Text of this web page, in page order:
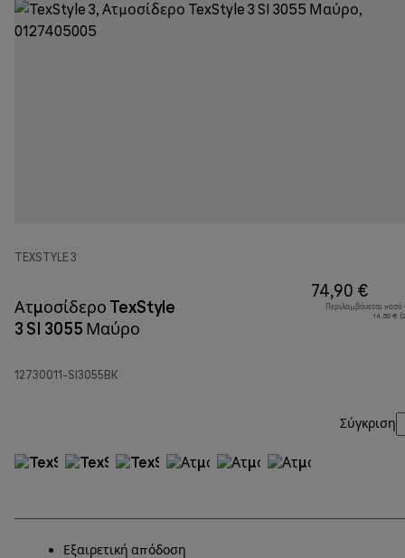
TEXSTYLE 3
Ατμοσίδερο TexStyle
3 SI 3055 Μαύρο
12730011-SI3055BK
74,90 €
Περιλαμβάνεται
14,50 €
Σύγκριση
Εξαιρετική απόδοση